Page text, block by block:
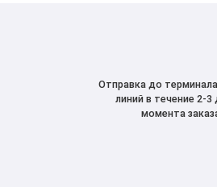
Отправка до
линий в течение 2-3
момента